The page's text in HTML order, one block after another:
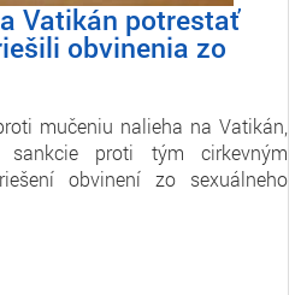
Vatikán potrestať
obvinenia zo
mučeniu nalieha na Vatikán,
sankcie proti tým cirkevným
obvinení zo sexuálneho